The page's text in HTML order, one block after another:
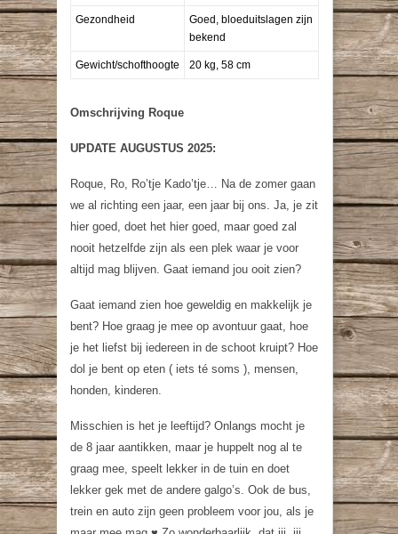
Gezondheid
Goed, bloeduitslagen zijn
bekend
Gewicht/schofthoogte 20 kg, 58 cm
Omschrijving Roque
UPDATE AUGUSTUS 2025:
Roque, Ro, Ro’tje Kado’tje… Na de zomer gaan
we al richting een jaar, een jaar bij ons. Ja, je zit
hier goed, doet het hier goed, maar goed zal
nooit hetzelfde zijn als een plek waar je voor
altijd mag blijven. Gaat iemand jou ooit zien?
Gaat iemand zien hoe geweldig en makkelijk je
bent? Hoe graag je mee op avontuur gaat, hoe
je het liefst bij iedereen in de schoot kruipt? Hoe
dol je bent op eten ( iets té soms ), mensen,
honden, kinderen.
Misschien is het je leeftijd? Onlangs mocht je
de 8 jaar aantikken, maar je huppelt nog al te
graag mee, speelt lekker in de tuin en doet
lekker gek met de andere galgo’s. Ook de bus,
trein en auto zijn geen probleem voor jou, als je